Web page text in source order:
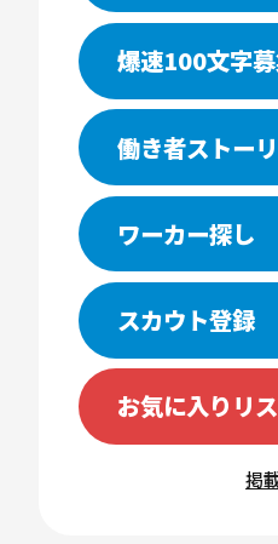
爆速100文字
働き者ストー
ワーカー探し
スカウト登録
お気に入りリ
掲